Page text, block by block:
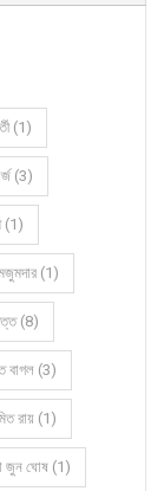
(1)
(3)
(1)
(1)
(8)
বাগল (3)
রায় (1)
জুন ঘোষ (1)